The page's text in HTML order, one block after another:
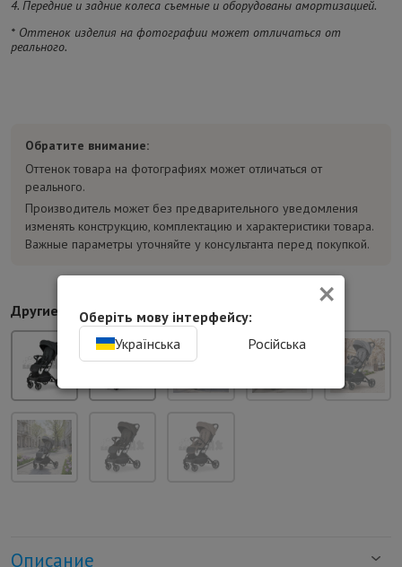
4. Передние и задние колеса съемные и оборудованы амортизацией.
* Оттенок изделия на фотографии может отличаться от
реального.
Обратите внимание:
Оттенок товара на фотографиях может отличаться от
реального.
Производитель может без предварительного уведомления
изменять конструкцию, комплектацию и характеристики товара.
Важные параметры уточняйте у консультанта перед покупкой.
Другие цвета:
Описание
×
Оберіть мову інтерфейсу:
Українська
Російська